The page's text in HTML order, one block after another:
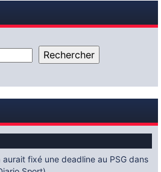
aurait fixé une deadline au PSG dans